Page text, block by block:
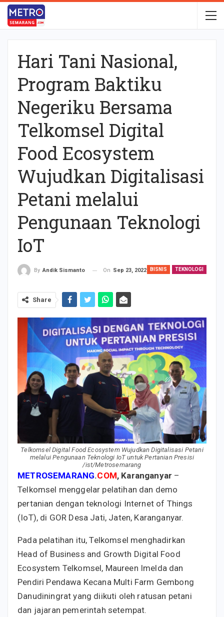
Hari Tani Nasional,
Program Baktiku
Negeriku Bersama
Telkomsel Digital
Food Ecosystem
Wujudkan Digitalisasi
Petani melalui
Pengunaan Teknologi
IoT
BISNIS TEKNOLOGI
By Andik Sismanto On Sep 23, 2022
Share
Telkomsel Digital Food Ecosystem Wujudkan Digitalisasi Petani
melalui Pengunaan Teknologi IoT untuk Pertanian Presisi
/ist/Metrosemarang
METROSEMARANG.COM, Karanganyar –
Telkomsel menggelar pelatihan dan demo
pertanian dengan teknologi Internet of Things
(IoT), di GOR Desa Jati, Jaten, Karanganyar.
Pada pelatihan itu, Telkomsel menghadirkan
Head of Business and Growth Digital Food
Ecosystem Telkomsel, Maureen Imelda dan
Pendiri Pendawa Kecana Multi Farm Gembong
Danudiningrat yang diikuti oleh ratusan petani
dan jajaran pemerintah setempat.